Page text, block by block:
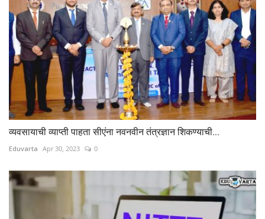
व्यवसायाची व्याप्ती पाहता सीएंना नवनवीन तंत्रज्ञान शिकण्याची...
Eduvarta Apr 30, 2023 0